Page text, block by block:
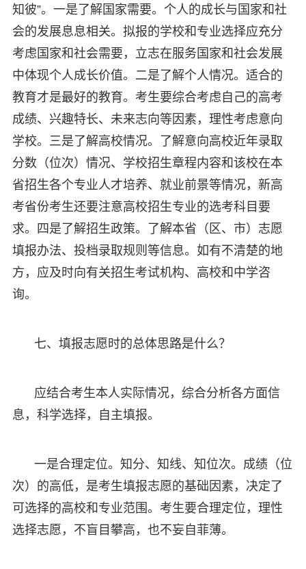
知彼”。一是了解国家需要。个人的成长与国家和社
会的发展息息相关。拟报的学校和专业选择应充分
考虑国家和社会需要，立志在服务国家和社会发展
中体现个人成长价值。二是了解个人情况。适合的
教育才是最好的教育。考生要综合考虑自己的高考
成绩、兴趣特长、未来志向等因素，理性考虑意向
学校。三是了解高校情况。了解意向高校近年录取
分数（位次）情况、学校招生章程内容和该校在本
省招生各个专业人才培养、就业前景等情况，新高
考省份考生还要注意高校招生专业的选考科目要
求。四是了解招生政策。了解本省（区、市）志愿
填报办法、投档录取规则等信息。如有不清楚的地
方，应及时向有关招生考试机构、高校和中学咨
询。
七、填报志愿时的总体思路是什么？
应结合考生本人实际情况，综合分析各方面信
息，科学选择，自主填报。
一是合理定位。知分、知线、知位次。成绩（位
次）的高低，是考生填报志愿的基础因素，决定了
可选择的高校和专业范围。考生要合理定位，理性
选择志愿，不盲目攀高，也不妄自菲薄。